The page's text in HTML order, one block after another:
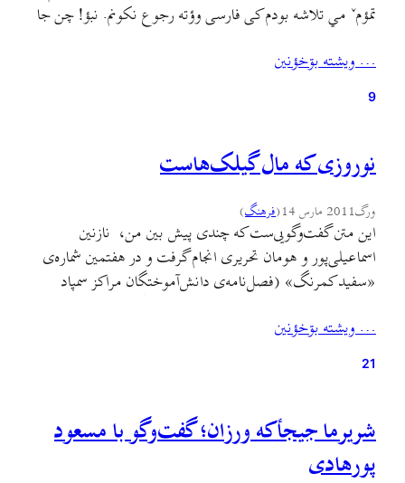
تمؤمˇ مي تلاشه بودم کی فارسی وؤته رجوع نکونم. نبؤ! چن جا
مسود پورهادی: نانم چره اولارسالانˇ “ارواح” أ زبانه دۊنۊسده
ؤ دسفاکش…
… ويشته بۊخؤنين
9
نوروزی که مال گیلک‌هاست
ورگ2011 مارس 14 (فرهنگ)
این متن گفت‌وگویی‌ست که چندی پیش بین من، نازنین
اسماعیلی‌‌پور و هومان تحریری انجام گرفت و در هفتمین شماره‌ی
«سفید کمرنگ» (فصل‌نامه‌ی دانش‌آموختگان مراکز سمپاد
این متن متعلق به تحریریه‌ سفید کمرنگ است، نه ورگ.
نوروزبل چه مراسمی است و پیشینه و نقش…
… ويشته بۊخؤنين
21
شریرما جیجأکه ورزان؛ گفت‌وگو با مسعود
پورهادی